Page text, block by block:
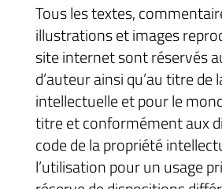
Tous les textes,
illustrations et images
site internet sont réservés
d’auteur ainsi qu’au titre de
intellectuelle et pour le
titre et conformément aux
code de la propriété
l’utilisation pour un usage